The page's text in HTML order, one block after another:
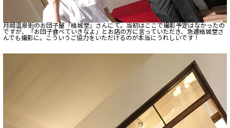
月岡温泉街のお団子屋「結城堂」さんにて。当初はここで撮影予定はなかったの
ですが、「お団子食べていきなよ」とお店の方に言っていただき、急遽結城堂さ
んでも撮影に。こういうご協力をいただけるのが本当にうれしいです！